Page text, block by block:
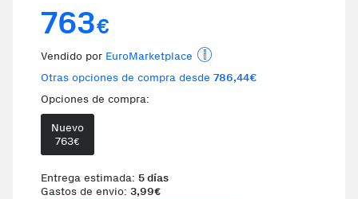
763€
Vendido por EuroMarketplace
Otras opciones de compra desde 786,44€
Opciones de compra:
Nuevo
763€
Entrega estimada: 5 días
Gastos de envio: 3,99€